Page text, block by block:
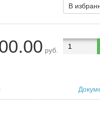
В
руб.